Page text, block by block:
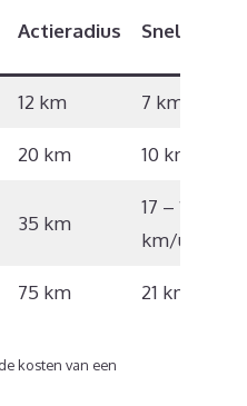
Actieradius Snelheid
12 km 7 km/u
20 km 10 km/u
35 km
17 – 18
km/u
75 km 21 km/u
kosten van een